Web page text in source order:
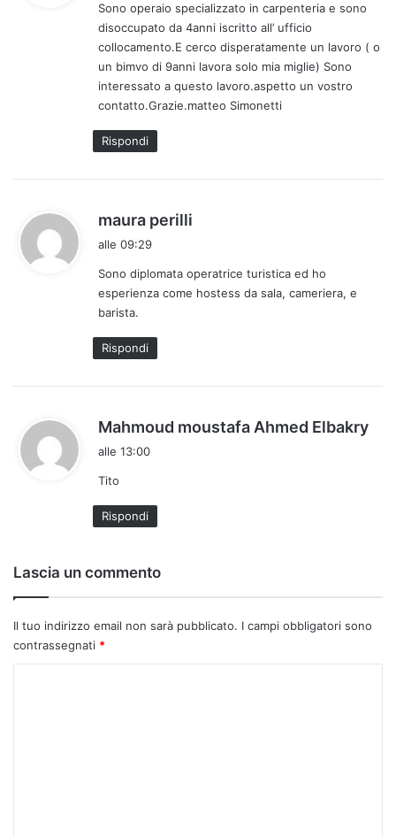
e
t
t
o
:
Sono operaio specializzato in carpenteria e sono
disoccupato da 4anni iscritto all’ ufficio
collocamento.E cerco disperatamente un lavoro ( o
un bimvo di 9anni lavora solo mia miglie) Sono
interessato a questo lavoro.aspetto un vostro
contatto.Grazie.matteo Simonetti
Rispondi
maura perilli
e
alle 09:29
Sono diplomata operatrice turistica ed ho
esperienza come hostess da sala, cameriera, e
barista.
Rispondi
Mahmoud moustafa Ahmed Elbakry
alle 13:00
Tito
Rispondi
Lascia un commento
Il tuo indirizzo email non sarà pubblicato. I campi obbligatori sono
contrassegnati *